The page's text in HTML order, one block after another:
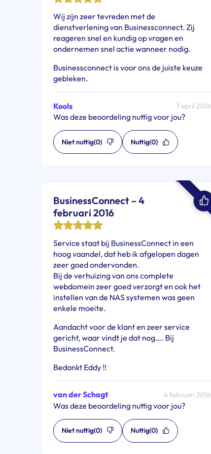
Wij zijn zeer tevreden met de
dienstverlening van Businessconnect. Zij
reageren snel en kundig op vragen en
ondernemen snel actie wanneer nodig.
Businessconnect is voor ons de juiste keuze
gebleken.
Kools 7 april 2016
Was deze beoordeling nuttig voor jou?
Niet nuttig(0) Nuttig(0)
BusinessConnect – 4
februari 2016
Service staat bij BusinessConnect in een
hoog vaandel, dat heb ik afgelopen dagen
zeer goed ondervonden.
Bij de verhuizing van ons complete
webdomein zeer goed verzorgt en ook het
instellen van de NAS systemen was geen
enkele moeite.
Aandacht voor de klant en zeer service
gericht, waar vindt je dat nog…. Bij
BusinessConnect.
Bedankt Eddy !!
van der Schagt 4 februari 2016
Was deze beoordeling nuttig voor jou?
Niet nuttig(0) Nuttig(0)